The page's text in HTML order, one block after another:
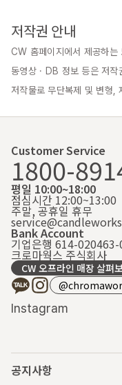
저작권 안내
CW 홈페이지에서 제공하는
동영상 · DB 정보 등은 저
저작물로 무단복제 및 변형,
Customer Service
1800-
평일 10:00~18:00
점심시간 12:00~13:00
주말, 공휴일 휴무
Bank Account
기업은행 614-
크로마웍스 주식회사
CW 오프라인 매장 살펴
Instagram
공지사항